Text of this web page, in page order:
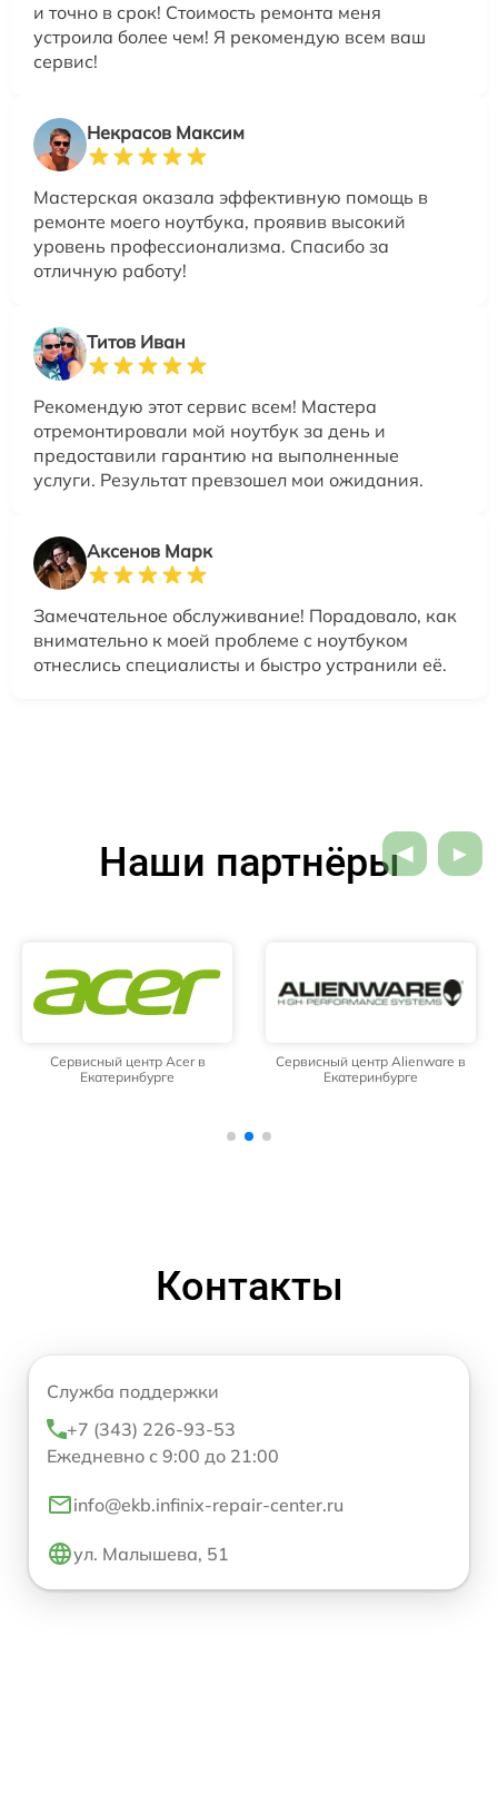
и точно в срок! Стоимость ремонта меня
устроила более чем! Я рекомендую всем ваш
сервис!
Некрасов Максим
Мастерская оказала эффективную помощь в
ремонте моего ноутбука, проявив высокий
уровень профессионализма. Спасибо за
отличную работу!
Титов Иван
Рекомендую этот сервис всем! Мастера
отремонтировали мой ноутбук за день и
предоставили гарантию на выполненные
услуги. Результат превзошел мои ожидания.
Аксенов Марк
Замечательное обслуживание! Порадовало, как
внимательно к моей проблеме с ноутбуком
отнеслись специалисты и быстро устранили её.
Наши партнёры
Сервисный центр Acer в
Екатеринбурге
Сервисный центр Alienware в
Екатеринбурге
Контакты
Служба поддержки
+7 (343) 226-93-53
Ежедневно с 9:00 до 21:00
info@ekb.infinix-repair-center.ru
ул. Малышева, 51